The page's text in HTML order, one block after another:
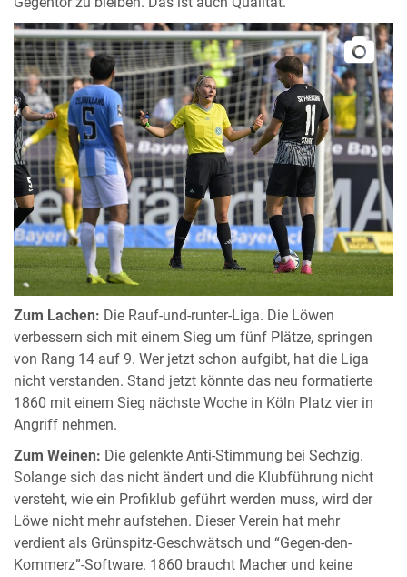
Zum Lachen: Die Rauf-und-runter-Liga. Die Löwen
verbessern sich mit einem Sieg um fünf Plätze, springen
von Rang 14 auf 9. Wer jetzt schon aufgibt, hat die Liga
nicht verstanden. Stand jetzt könnte das neu formatierte
1860 mit einem Sieg nächste Woche in Köln Platz vier in
Angriff nehmen.
Zum Weinen: Die gelenkte Anti-Stimmung bei Sechzig.
Solange sich das nicht ändert und die Klubführung nicht
versteht, wie ein Profiklub geführt werden muss, wird der
Löwe nicht mehr aufstehen. Dieser Verein hat mehr
verdient als Grünspitz-Geschwätsch und “Gegen-den-
Kommerz”-Software. 1860 braucht Macher und keine